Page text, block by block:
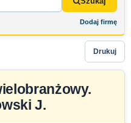
Dodaj firmę
Drukuj
J.